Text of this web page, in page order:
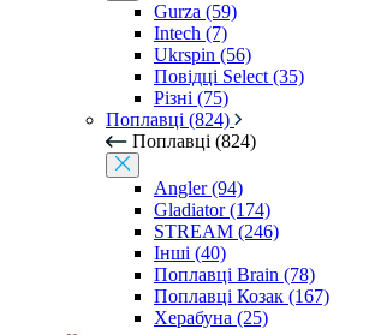
Gurza (59)
Intech (7)
Ukrspin (56)
Повідці Select (35)
Різні (75)
Поплавці (824)
Поплавці (824)
Angler (94)
Gladiator (174)
STREAM (246)
Інші (40)
Поплавці Brain (78)
Поплавці Козак (167)
Херабуна (25)